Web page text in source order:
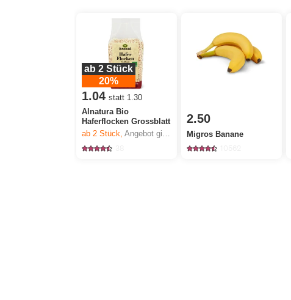
ab 2 Stück
20%
1.04 statt 1.30
Alnatura Bio
Haferflocken Grossblatt
ab 2Stück,Angebot gilt nur vom 6.8. bis 12.8.2026, solange Vorrat.
2.50
Migros Banane